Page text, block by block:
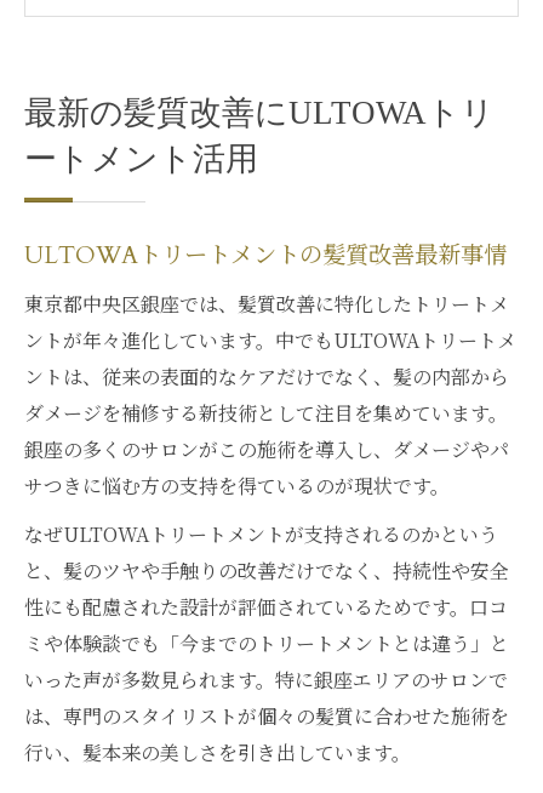
髪質改善を実感したい人に最適な選択肢
話題のULTOWAトリートメントで美髪実感
ULTOWAトリートメントで実感する美髪効
果
口コミで評判のULTOWAトリートメントと
は
美髪へ導くULTOWAトリートメントの実力
髪質改善に評判の高い理由を解説
髪質改善ならULTOWAトリートメントが鍵
ULTOWAトリートメントが髪質改善の決め
手
髪のお悩みにはULTOWAトリートメント推
奨
髪質改善を目指す方にULTOWAが選ばれる
理由
ULTOWAトリートメントで悩みにしっかり
最新の髪質改善にULTOWAトリ
ートメント活用
ULTOWAトリートメントの髪質改善最新事情
東京都中央区銀座では、髪質改善に特化したトリートメ
ントが年々進化しています。中でもULTOWAトリートメ
ントは、従来の表面的なケアだけでなく、髪の内部から
ダメージを補修する新技術として注目を集めています。
銀座の多くのサロンがこの施術を導入し、ダメージやパ
サつきに悩む方の支持を得ているのが現状です。
なぜULTOWAトリートメントが支持されるのかという
と、髪のツヤや手触りの改善だけでなく、持続性や安全
性にも配慮された設計が評価されているためです。口コ
ミや体験談でも「今までのトリートメントとは違う」と
いった声が多数見られます。特に銀座エリアのサロンで
は、専門のスタイリストが個々の髪質に合わせた施術を
行い、髪本来の美しさを引き出しています。